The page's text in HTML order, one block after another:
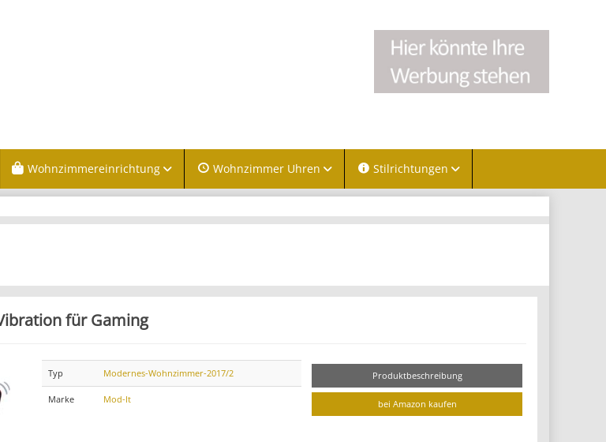
Wohnzimmereinrichtung Wohnzimmer Uhren Stilrichtungen
für Gaming
Typ Modernes-Wohnzimmer-2017/2
Marke Mod-It
Produktbeschreibung
bei Amazon kaufen